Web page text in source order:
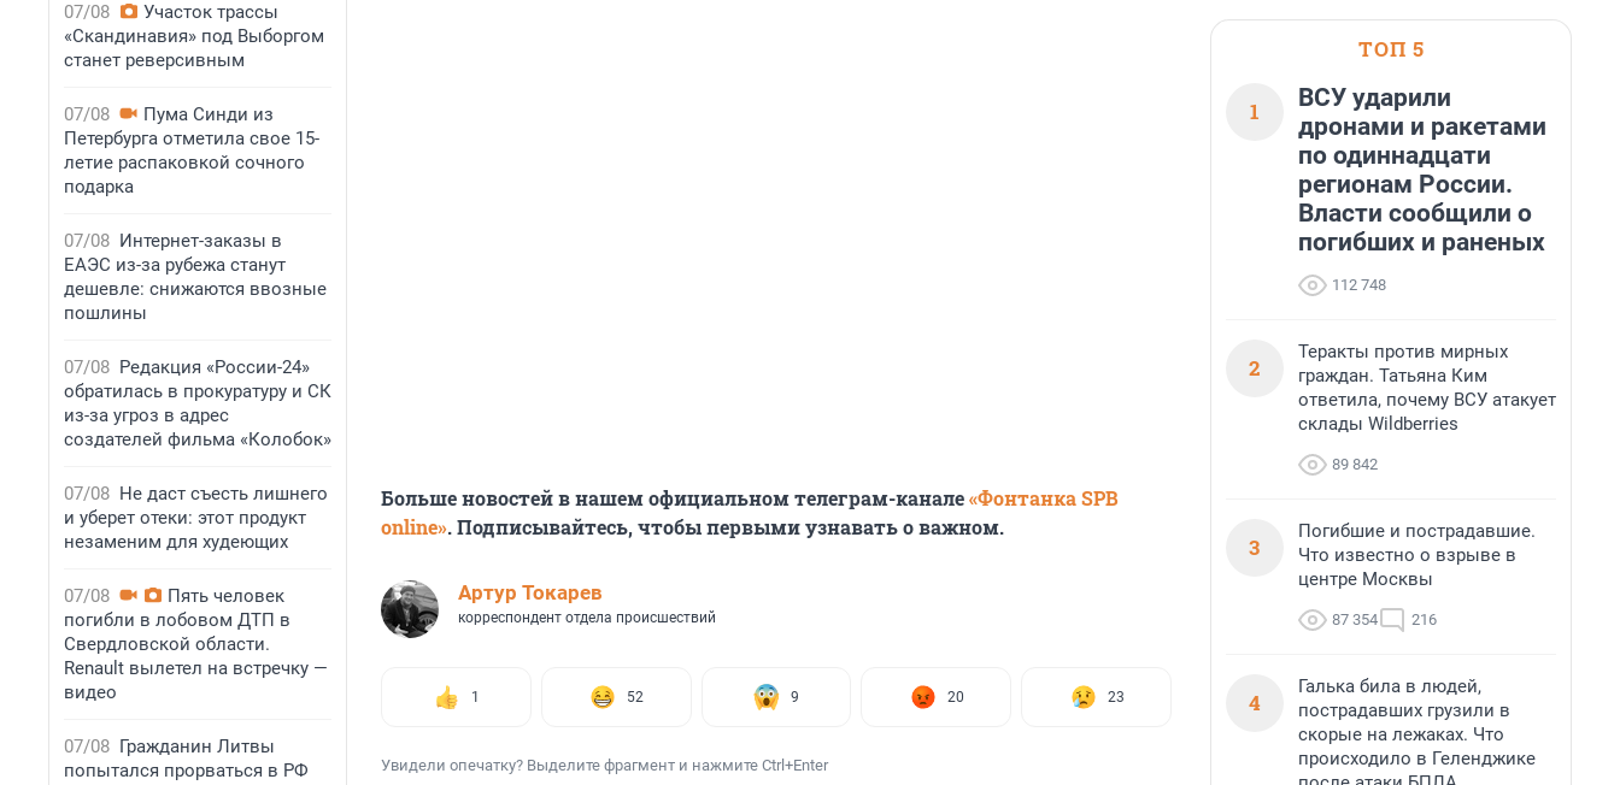
07/08
Участок трассы
«Скандинавия» под Выборгом
станет реверсивным
07/08
Пума Синди из
Петербурга отметила свое 15-
летие распаковкой сочного
подарка
07/08 Интернет-заказы в
ЕАЭС из-за рубежа станут
дешевле: снижаются ввозные
пошлины
07/08 Редакция «России-24»
обратилась в прокуратуру и СК
из-за угроз в адрес
создателей фильма «Колобок»
07/08 Не даст съесть лишнего
и уберет отеки: этот продукт
незаменим для худеющих
07/08
Пять человек
погибли в лобовом ДТП в
Свердловской области.
Renault вылетел на встречку —
видео
07/08 Гражданин Литвы
попытался прорваться в РФ
Больше новостей в нашем официальном телеграм-канале«Фонтанка SPB
online». Подписывайтесь, чтобы первыми узнавать о важном.
Артур Токарев
корреспондент отдела происшествий
1 52 9 20 23
Увидели опечатку? Выделите фрагмент и нажмите Ctrl+Enter
ТОП 5
1
ВСУ ударили
дронами и ракетами
по одиннадцати
регионам России.
Власти сообщили о
погибших и раненых
112 748
2
Теракты против мирных
граждан. Татьяна Ким
ответила, почему ВСУ атакует
склады Wildberries
89 842
3
Погибшие и пострадавшие.
Что известно о взрыве в
центре Москвы
87 354 216
4
Галька била в людей,
пострадавших грузили в
скорые на лежаках. Что
происходило в Геленджике